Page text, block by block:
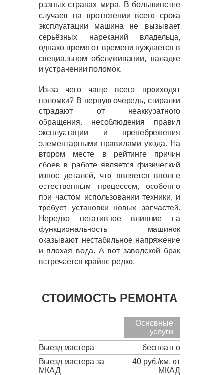
разных странах мира. В большинстве
случаев на протяжении всего срока
эксплуатации машина не вызывает
серьёзных нареканий владельца,
однако время от времени нуждается в
специальном обслуживании, наладке
и устранении поломок.
Из-за чего чаще всего проиходят
поломки? В первую очередь, стиралки
страдают от неаккуратного
обращения, несоблюдения правил
эксплуатации и пренебрежения
элементарными правилами ухода. На
втором месте в рейтинге причин
сбоев в работе является физический
износ деталей, что является вполне
естественным процессом, особенно
при частом использовании техники, и
требует установки новых запчастей.
Нередко негативное влияние на
функциональность машинок
оказывают нестабильное напряжение
и плохая вода. А вот заводской брак
встречается крайне редко.
СТОИМОСТЬ РЕМОНТА
Основные
услуги
Выезд мастера
бесплатно
Выезд мастера за
МКАД
40 руб./км. от
МКАД